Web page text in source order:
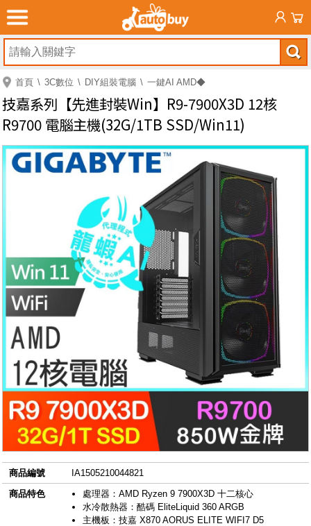
首頁 3C數位 DIY組裝電腦 一鍵AI AMD◆
技嘉系列【先進封裝Win】R9-7900X3D 12核
R9700 電腦主機(32G/1TB SSD/Win11)
商品編號
IA1505210044821
商品特色
處理器：AMD Ryzen 9 7900X3D 十二核心
水冷散熱器：酷碼 EliteLiquid 360 ARGB
主機板：技嘉 X870 AORUS ELITE WIFI7 D5